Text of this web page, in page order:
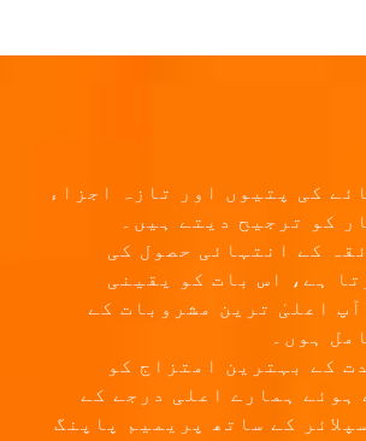
کے انتہائی حصول کی
ہے، اس بات کو یقینی
اعلیٰ ترین مشروبات کے
ہوں۔
کے بہترین امتزاج کو
ہوئے ہمارے اعلی درجے کے
کے ساتھ پریمیم پاپنگ
کریں۔
میں، ہم سب اچھے وائبز